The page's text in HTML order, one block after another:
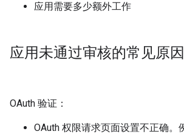
应用需要多少额外工作
应用未通过审核的常见原因
OAuth 验证：
OAuth 权限请求页面设置不正确。